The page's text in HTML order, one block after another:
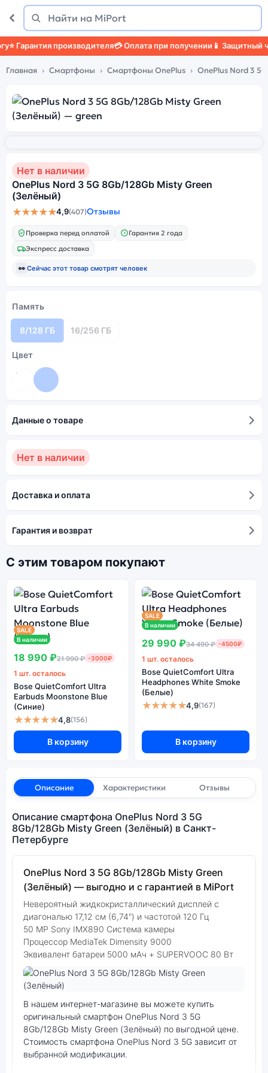
Поиск
Найти
Гарантия производителя💳 Оплата при получении📱 Защитный
Главная Смартфоны Смартфоны OnePlus OnePlus Nord 3 5G
Нет в наличии
OnePlus Nord 3 5G 8Gb/128Gb Misty Green
(Зелёный)
★★★★★4,9(407)Отзывы
Проверка перед оплатой
Гарантия 2 года
Экспресс доставка
👀 Сейчас этот товар смотрят человек
Память
8/128 ГБ 16/256 ГБ
Цвет
Данные о товаре
Нет в наличии
Доставка и оплата
Гарантия и возврат
С этим товаром покупают
SALE
В наличии
18 990 ₽21 990 ₽ -3000₽
1 шт. осталось
Bose QuietComfort Ultra
Earbuds Moonstone Blue
(Синие)
★★★★★4,8(156)
В корзину
SALE
В наличии
29 990 ₽34 490 ₽ -4500₽
1 шт. осталось
Bose QuietComfort Ultra
Headphones White Smoke
(Белые)
★★★★★4,9(167)
В корзину
Описание Характеристики Отзывы
Описание смартфона OnePlus Nord 3 5G
8Gb/128Gb Misty Green (Зелёный) в Санкт-
Петербурге
OnePlus Nord 3 5G 8Gb/128Gb Misty Green
(Зелёный) — выгодно и с гарантией в MiPort
Невероятный жидкокристаллический дисплей с
диагональю 17,12 см (6,74") и частотой 120 Гц
50 MP Sony IMX890 Система камеры
Процессор MediaTek Dimensity 9000
Эквивалент батареи 5000 мАч + SUPERVOOC 80 Вт
В нашем интернет-магазине вы можете купить
оригинальный смартфон OnePlus Nord 3 5G
8Gb/128Gb Misty Green (Зелёный) по выгодной цене.
Стоимость смартфона OnePlus Nord 3 5G зависит от
выбранной модификации.